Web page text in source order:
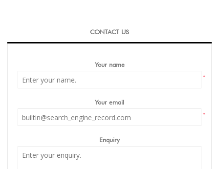
CONTACT US
Your name
*
Your email
*
Enquiry